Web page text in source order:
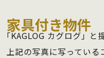
家具付き物件
「KAGLOG カグログ」 と
上記の写真に写ってい